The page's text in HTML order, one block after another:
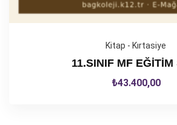
Kitap - Kırtasiye
11.SINIF MF EĞİTİM
₺43.400,00